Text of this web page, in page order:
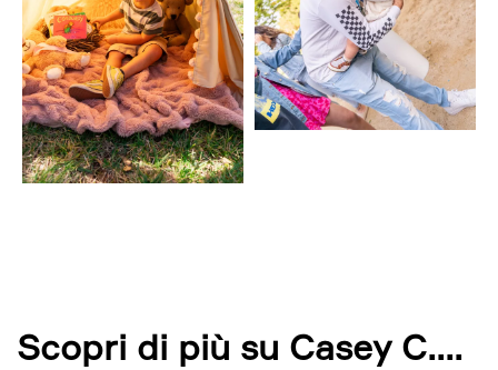
Scopri di più su Casey C....